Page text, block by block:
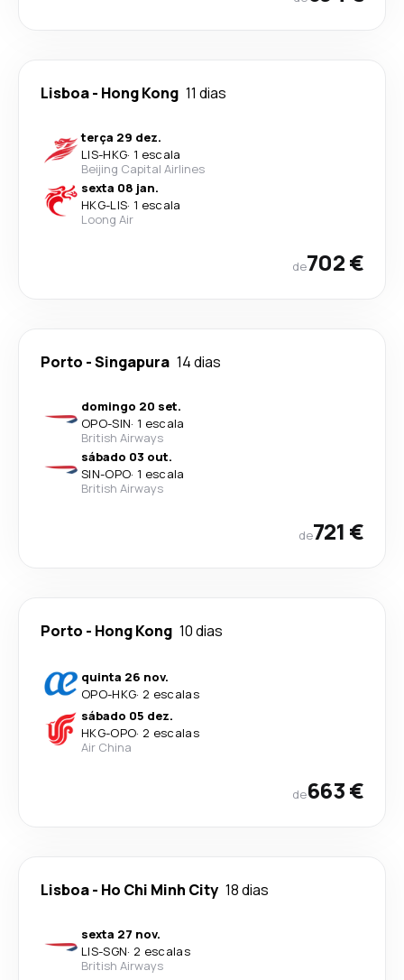
Lisboa- Hong Kong 11 dias
terça 29 dez.
LIS-HKG· 1 escala
Beijing Capital Airlines
sexta 08 jan.
HKG-LIS· 1 escala
Loong Air
de702 €
Porto -Singapura 14 dias
domingo 20 set.
OPO-SIN· 1 escala
British Airways
sábado 03 out.
SIN-OPO· 1 escala
British Airways
de721 €
Porto - Hong Kong 10 dias
quinta 26 nov.
OPO-HKG· 2 escalas
sábado 05 dez.
HKG-OPO· 2 escalas
Air China
de663 €
Lisboa- Ho Chi Minh City 18 dias
sexta 27 nov.
LIS-SGN· 2 escalas
British Airways